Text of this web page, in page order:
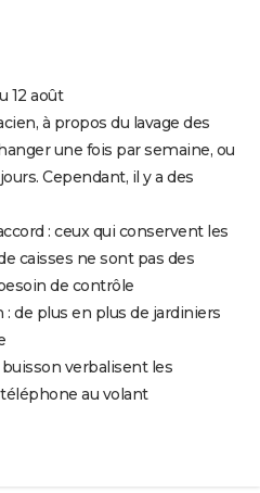
12 août
à propos du lavage des
une fois par semaine, ou
Cependant, il y a des
: ceux qui conservent les
caisses ne sont pas des
de contrôle
: de plus en plus de jardiniers
verbalisent les
au volant